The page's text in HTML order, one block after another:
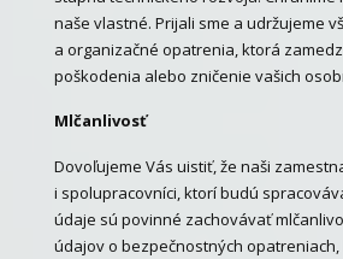
naše vlastné. Prijali sme a udržujeme
a organizačné opatrenia, ktorá
poškodenia alebo zničenie vašich
Mlčanlivosť
Dovoľujeme Vás uistiť, že naši
i spolupracovníci, ktorí budú
údaje sú povinné zachovávať
údajov o bezpečnostných opatreniach,